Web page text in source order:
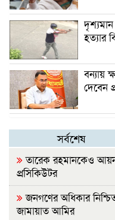
হত্যার
বন্যায়
দেবেন
সর্বশেষ
তারেক রহমানকেও
প্রসিকিউটর
জনগণের অধিকার
জামায়াত আমির